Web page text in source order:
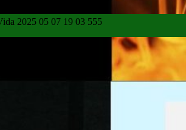
2025 05 07 19 03 555